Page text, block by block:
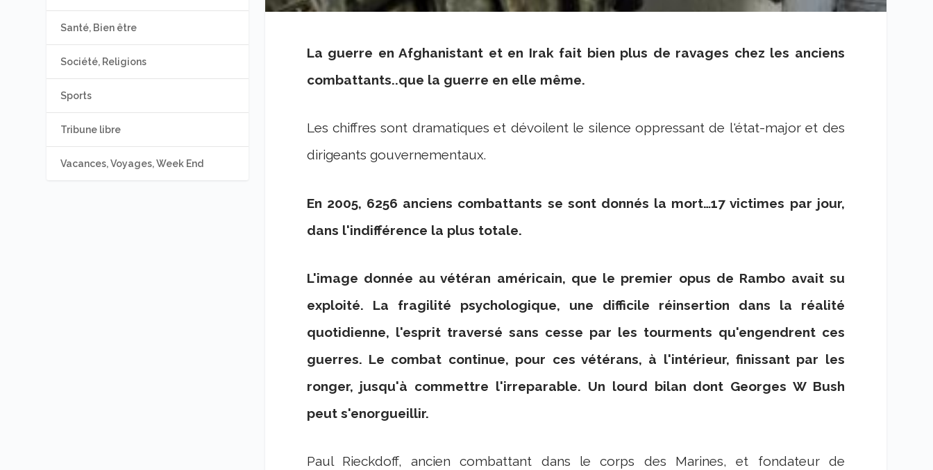
La guerre en Afghanistant et en Irak fait bien plus de ravages chez les anciens
combattants..que la guerre en elle même.
Les chiffres sont dramatiques et dévoilent le silence oppressant de l'état-major et des
dirigeants gouvernementaux.
En 2005, 6256 anciens combattants se sont donnés la mort…17 victimes par jour,
dans l'indifférence la plus totale.
L'image donnée au vétéran américain, que le premier opus de Rambo avait su
exploité. La fragilité psychologique, une difficile réinsertion dans la réalité
quotidienne, l'esprit traversé sans cesse par les tourments qu'engendrent ces
guerres. Le combat continue, pour ces vétérans, à l'intérieur, finissant par les
ronger, jusqu'à commettre l'irreparable. Un lourd bilan dont Georges W Bush
peut s'enorgueillir.
Paul Rieckdoff, ancien combattant dans le corps des Marines, et fondateur de
Santé, Bien être
Société, Religions
Sports
Tribune libre
Vacances, Voyages, Week End